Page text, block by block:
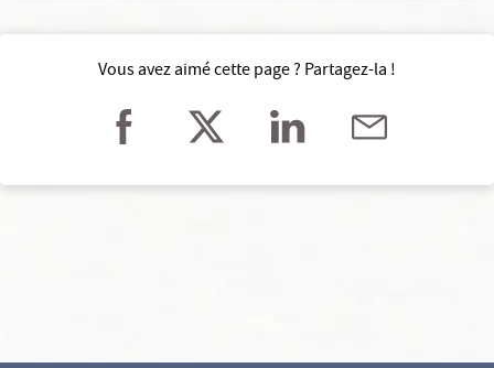
Vous avez aimé cette page ? Partagez-la !